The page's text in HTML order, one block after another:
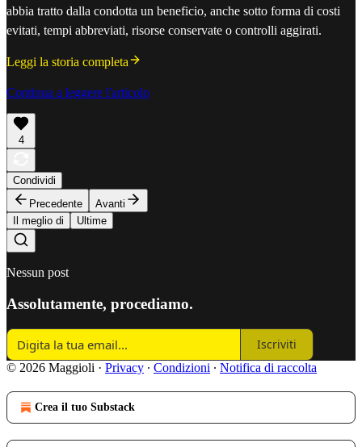
abbia tratto dalla condotta un beneficio, anche sotto forma di costi
evitati, tempi abbreviati, risorse conservate o controlli aggirati.
Leggi la storia completa
Continua a leggere l'articolo
4
Condividi
Precedente
Avanti
Il meglio di
Ultime
Nessun post
Assolutamente, procediamo.
Iscriviti
© 2026 Maggioli · Privacy ∙ Condizioni ∙ Notifica di raccolta
Crea il tuo Substack